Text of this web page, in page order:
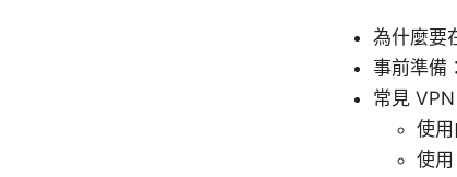
為什麼要
事前準備
常見
使
使